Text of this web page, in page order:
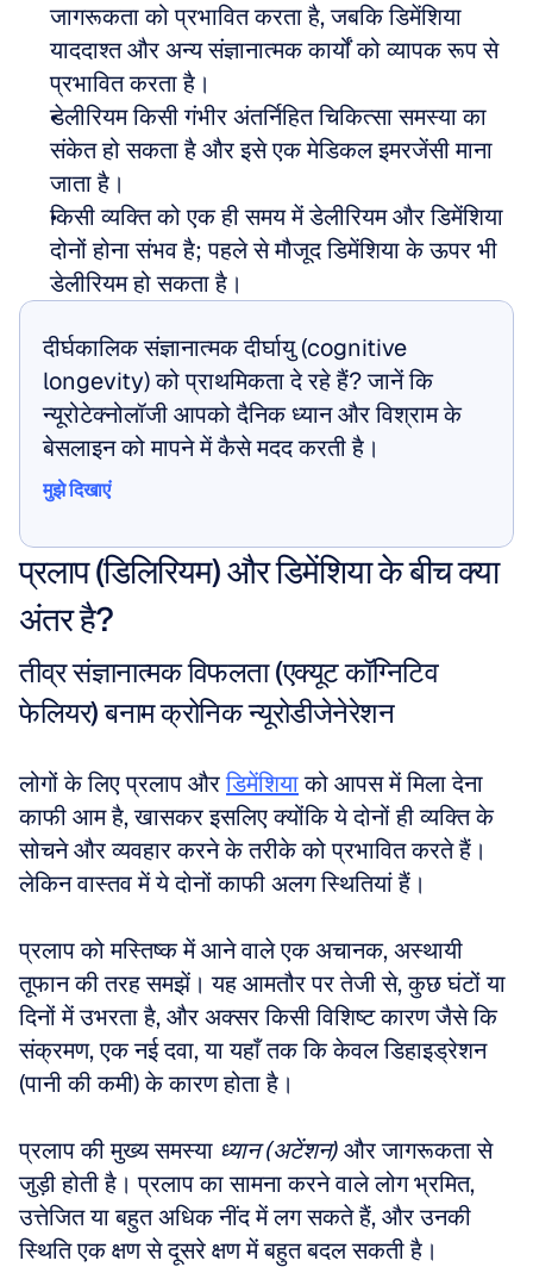
जागरूकता को प्रभावित करता है, जबकि डिमेंशिया
याददाश्त और अन्य संज्ञानात्मक कार्यों को व्यापक रूप से
प्रभावित करता है।
डेलीरियम किसी गंभीर अंतर्निहित चिकित्सा समस्या का
संकेत हो सकता है और इसे एक मेडिकल इमरजेंसी माना
जाता है।
किसी व्यक्ति को एक ही समय में डेलीरियम और डिमेंशिया
दोनों होना संभव है; पहले से मौजूद डिमेंशिया के ऊपर भी
डेलीरियम हो सकता है।
दीर्घकालिक संज्ञानात्मक दीर्घायु (cognitive
longevity) को प्राथमिकता दे रहे हैं? जानें कि
न्यूरोटेक्नोलॉजी आपको दैनिक ध्यान और विश्राम के
बेसलाइन को मापने में कैसे मदद करती है।
मुझे दिखाएं
प्रलाप (डिलिरियम) और डिमेंशिया के बीच क्या
अंतर है?
तीव्र संज्ञानात्मक विफलता (एक्यूट कॉग्निटिव
फेलियर) बनाम क्रोनिक न्यूरोडीजेनेरेशन
लोगों के लिए प्रलाप और डिमेंशिया को आपस में मिला देना
काफी आम है, खासकर इसलिए क्योंकि ये दोनों ही व्यक्ति के
सोचने और व्यवहार करने के तरीके को प्रभावित करते हैं।
लेकिन वास्तव में ये दोनों काफी अलग स्थितियां हैं।
प्रलाप को मस्तिष्क में आने वाले एक अचानक, अस्थायी
तूफान की तरह समझें। यह आमतौर पर तेजी से, कुछ घंटों या
दिनों में उभरता है, और अक्सर किसी विशिष्ट कारण जैसे कि
संक्रमण, एक नई दवा, या यहाँ तक कि केवल डिहाइड्रेशन
(पानी की कमी) के कारण होता है।
प्रलाप की मुख्य समस्या ध्यान (अटेंशन) और जागरूकता से
जुड़ी होती है। प्रलाप का सामना करने वाले लोग भ्रमित,
उत्तेजित या बहुत अधिक नींद में लग सकते हैं, और उनकी
स्थिति एक क्षण से दूसरे क्षण में बहुत बदल सकती है।